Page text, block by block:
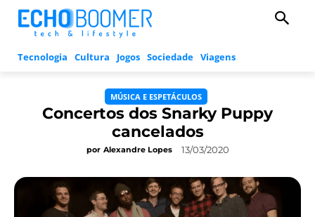
Tecnologia Cultura Jogos Sociedade Viagens
MÚSICA E ESPETÁCULOS
Concertos dos Snarky Puppy
cancelados
por Alexandre Lopes 13/03/2020